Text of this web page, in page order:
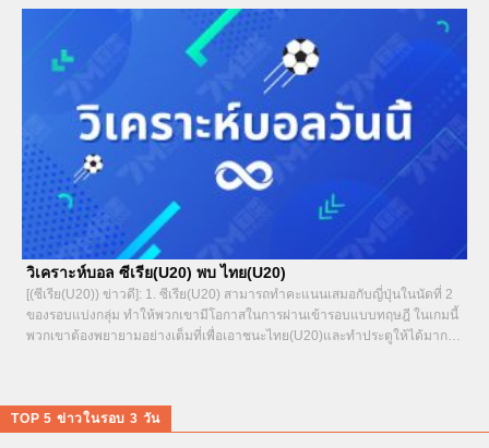
วิเคราะห์บอล ซีเรีย(U20) พบ ไทย(U20)
[(ซีเรีย(U20)) ข่าวดี]: 1. ซีเรีย(U20) สามารถทำคะแนนเสมอกับญี่ปุ่นในนัดที่ 2
ของรอบแบ่งกลุ่ม ทำให้พวกเขามีโอกาสในการผ่านเข้ารอบแบบทฤษฎี ในเกมนี้
พวกเขาต้องพยายามอย่างเต็มที่เพื่อเอาชนะไทย(U20)และทำประตูให้ได้มากขึ้น
TOP 5 ข่าวในรอบ 3 วัน